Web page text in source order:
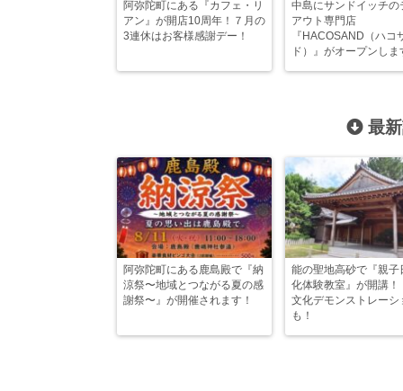
阿弥陀町にある『カフェ・リ
アン』が開店10周年！７月の
3連休はお客様感謝デー！
中島にサンドイッチの
アウト専門店
『HACOSAND（ハコ
ド）』がオープンしま
最
阿弥陀町にある鹿島殿で『納
涼祭〜地域とつながる夏の感
謝祭〜』が開催されます！
能の聖地高砂で『親子
化体験教室』が開講！
文化デモンストレーシ
も！